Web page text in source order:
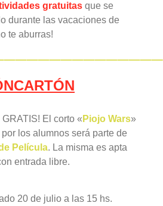
gratuitas que se
durante las vacaciones de
te aburras!
GRATIS! El corto « Piojo Wars»
los alumnos será parte de
Película. La misma es apta
entrada libre.
20 de julio a las 15 hs.